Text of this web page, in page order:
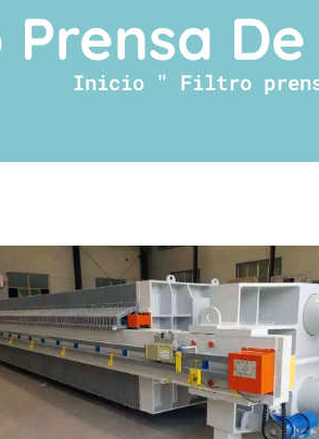
Inicio" Filtro